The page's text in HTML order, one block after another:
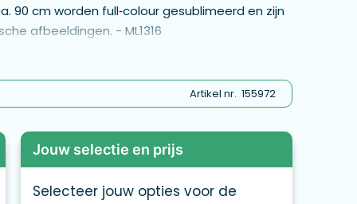
90 cm worden full‑colour gesublimeerd en zijn
afbeeldingen. - ML1316
Artikel nr. 155972
Jouw selectie en prijs
Selecteer jouw opties voor de